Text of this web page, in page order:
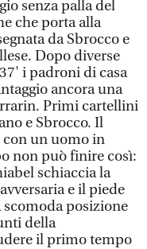
senza palla del
che porta alla
da Sbrocco e
Dopo diverse
i padroni di casa
ancora una
Primi cartellini
e Sbrocco. Il
con un uomo in
non può finire così:
schiaccia la
e il piede
posizione
della
il primo tempo